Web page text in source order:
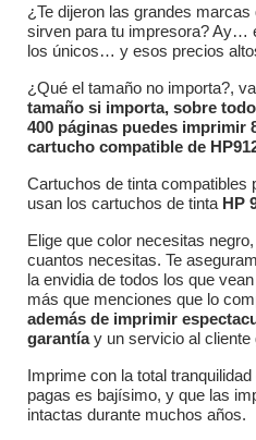
¿Te dijeron las grandes
sirven para tu impresora? Ay…
los únicos… y esos precios
¿Qué el tamaño no importa?,
tamaño si importa, sobre
400 páginas puedes imprimir
cartucho compatible de
Cartuchos de tinta compatibles
usan los cartuchos de tinta HP
Elige que color necesitas
cuantos necesitas. Te
la envidia de todos los que
más que menciones que lo
además de imprimir
garantíay un servicio al cliente
Imprime con la total
pagas es bajísimo, y que las
intactas durante muchos años.